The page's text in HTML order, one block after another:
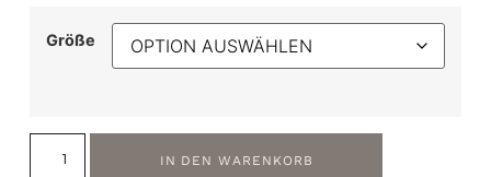
Größe
IN DEN WARENKORB